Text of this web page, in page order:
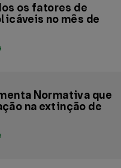
os fatores de
no mês de
Normativa que
na extinção de